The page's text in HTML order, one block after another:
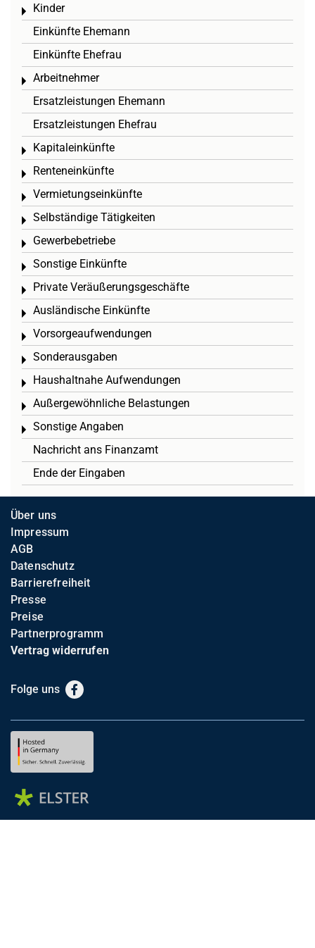
Kinder
Toggle menu
Einkünfte Ehemann
Einkünfte Ehefrau
Arbeitnehmer
Toggle menu
Ersatzleistungen Ehemann
Ersatzleistungen Ehefrau
Kapitaleinkünfte
Toggle menu
Renteneinkünfte
Toggle menu
Vermietungseinkünfte
Toggle menu
Selbständige Tätigkeiten
Toggle menu
Gewerbebetriebe
Toggle menu
Sonstige Einkünfte
Toggle menu
Private Veräußerungsgeschäfte
Toggle menu
Ausländische Einkünfte
Toggle menu
Vorsorgeaufwendungen
Toggle menu
Sonderausgaben
Toggle menu
Haushaltnahe Aufwendungen
Toggle menu
Außergewöhnliche Belastungen
Toggle menu
Sonstige Angaben
Toggle menu
Nachricht ans Finanzamt
Ende der Eingaben
Über uns
Impressum
AGB
Datenschutz
Barrierefreiheit
Presse
Preise
Partnerprogramm
Vertrag widerrufen
Folge uns Facebook